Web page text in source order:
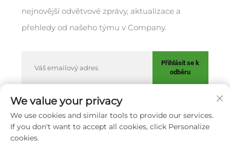
nejnovější odvětvové zprávy, aktualizace a
přehledy od našeho týmu v Company.
Přihlásit se k
odběru
Copyright © XIAMEN HUAKANG ORTHOPEDIC CO., LTD.
Zásady ochrany soukromí
We value your privacy
We use cookies and similar tools to provide our services.
If you don't want to accept all cookies, click Personalize
cookies.